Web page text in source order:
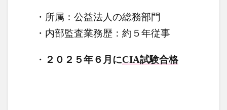
・所属：公益法人の総務部門
・内部監査業務歴：約５年従事
・ ２０２５年６月にCIA試験合格